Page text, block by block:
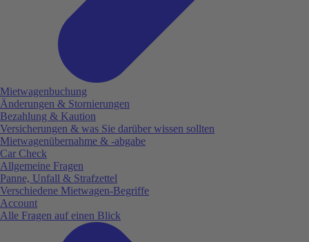
Mietwagenbuchung
Änderungen & Stornierungen
Bezahlung & Kaution
Versicherungen & was Sie darüber wissen sollten
Mietwagenübernahme & -abgabe
Car Check
Allgemeine Fragen
Panne, Unfall & Strafzettel
Verschiedene Mietwagen-Begriffe
Account
Alle Fragen auf einen Blick